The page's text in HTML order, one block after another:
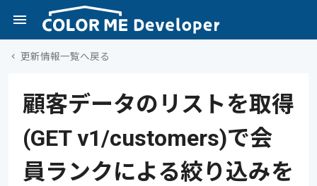
更新情報一覧へ戻る
顧客データのリストを取得
(GET v1/customers)で会
員ランクによる絞り込みを